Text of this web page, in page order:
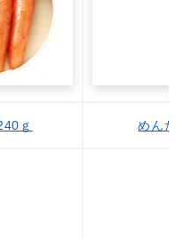
ｇ めんた